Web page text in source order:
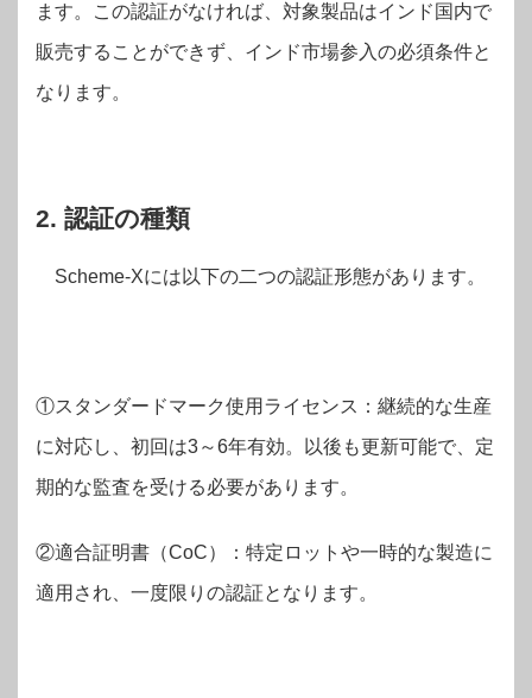
ます。この認証がなければ、対象製品はインド国内で
販売することができず、インド市場参入の必須条件と
なります。
2. 認証の種類
Scheme-Xには以下の二つの認証形態があります。
①スタンダードマーク使用ライセンス：継続的な生産
に対応し、初回は3～6年有効。以後も更新可能で、定
期的な監査を受ける必要があります。
②適合証明書（CoC）：特定ロットや一時的な製造に
適用され、一度限りの認証となります。